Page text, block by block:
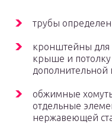
трубы
кронштейны для
крыше и потолку
дополнительной
обжимные
отдельные
нержавеющей